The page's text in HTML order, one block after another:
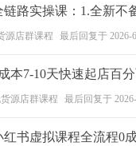
链路实操课：1.全新不
源店群课程 最后回复于 2026-
本7-10天快速起店百
源店群课程 最后回复于
书虚拟课程全流程0